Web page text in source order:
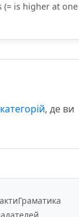
(= is higher at one
, де ви
Граматика